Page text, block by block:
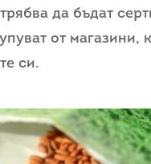
да бъдат
от магазини,
си.